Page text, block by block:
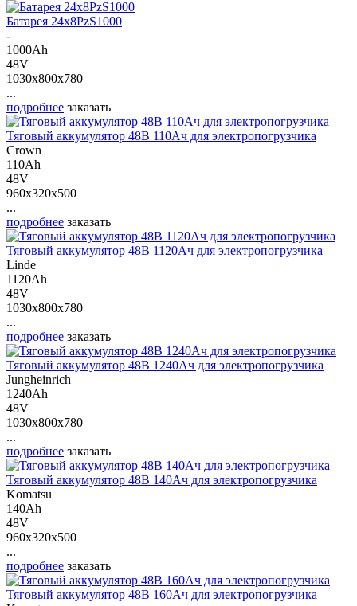
Батарея 24х8PzS1000
-
1000Ah
48V
1030x800x780
...
подробнее заказать
Тяговый аккумулятор 48В 110Ач для электропогрузчика
Crown
110Ah
48V
960x320x500
...
подробнее заказать
Тяговый аккумулятор 48В 1120Ач для электропогрузчика
Linde
1120Ah
48V
1030x800x780
...
подробнее заказать
Тяговый аккумулятор 48В 1240Ач для электропогрузчика
Jungheinrich
1240Ah
48V
1030x800x780
...
подробнее заказать
Тяговый аккумулятор 48В 140Ач для электропогрузчика
Komatsu
140Ah
48V
960x320x500
...
подробнее заказать
Тяговый аккумулятор 48В 160Ач для электропогрузчика